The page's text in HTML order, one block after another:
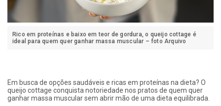
Rico em proteínas e baixo em teor de gordura, o queijo cottage é
ideal para quem quer ganhar massa muscular – foto Arquivo
Em busca de opções saudáveis e ricas em proteínas na dieta? O
queijo cottage conquista notoriedade nos pratos de quem quer
ganhar massa muscular sem abrir mão de uma dieta equilibrada.